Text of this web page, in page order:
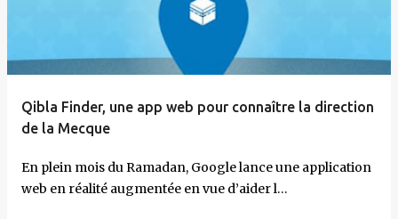
Qibla Finder, une app web pour connaître la direction
de la Mecque
En plein mois du Ramadan, Google lance une application
web en réalité augmentée en vue d’aider l…